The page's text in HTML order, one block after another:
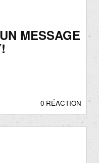
MESSAGE
0 RÉACTION